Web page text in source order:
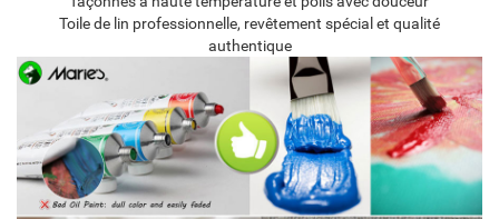
Toile de lin professionnelle, revêtement spécial et qualité
authentique